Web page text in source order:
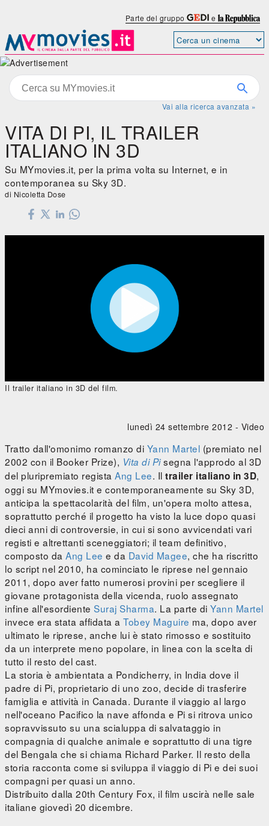
Parte del gruppo e
Vai alla ricerca avanzata »
VITA DI PI, IL TRAILER
ITALIANO IN 3D
Su MYmovies.it, per la prima volta su Internet, e in
contemporanea su Sky 3D.
di Nicoletta Dose

Il trailer italiano in 3D del film.
lunedì 24 settembre 2012 - Video
Tratto dall'omonimo romanzo di Yann Martel (premiato nel
2002 con il Booker Prize), Vita di Pisegna l'approdo al 3D
del pluripremiato regista Ang Lee. Il trailer italiano in 3D,
oggi su MYmovies.it e contemporaneamente su Sky 3D,
anticipa la spettacolarità del film, un'opera molto attesa,
soprattutto perché il progetto ha visto la luce dopo quasi
dieci anni di controversie, in cui si sono avvicendati vari
registi e altrettanti sceneggiatori; il team definitivo,
composto da Ang Lee e da David Magee, che ha riscritto
lo script nel 2010, ha cominciato le riprese nel gennaio
2011, dopo aver fatto numerosi provini per scegliere il
giovane protagonista della vicenda, ruolo assegnato
infine all'esordiente Suraj Sharma. La parte di Yann Martel
invece era stata affidata a Tobey Maguire ma, dopo aver
ultimato le riprese, anche lui è stato rimosso e sostituito
da un interprete meno popolare, in linea con la scelta di
tutto il resto del cast.
La storia è ambientata a Pondicherry, in India dove il
padre di Pi, proprietario di uno zoo, decide di trasferire
famiglia e attività in Canada. Durante il viaggio al largo
nell'oceano Pacifico la nave affonda e Pi si ritrova unico
sopravvissuto su una scialuppa di salvataggio in
compagnia di qualche animale e soprattutto di una tigre
del Bengala che si chiama Richard Parker. Il resto della
storia racconta come si sviluppa il viaggio di Pi e dei suoi
compagni per quasi un anno.
Distribuito dalla 20th Century Fox, il film uscirà nelle sale
italiane giovedì 20 dicembre.